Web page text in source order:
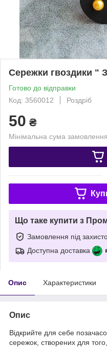
Сережки гвоздики "
Готово до відправки
Код: 3560012
Роздріб
50 ₴
Мінімальна сума
Що таке купити з
Замовлення під
Доступна доставка
Опис Характеристики
Опис
Відкрийте для себе
сережок, створених для